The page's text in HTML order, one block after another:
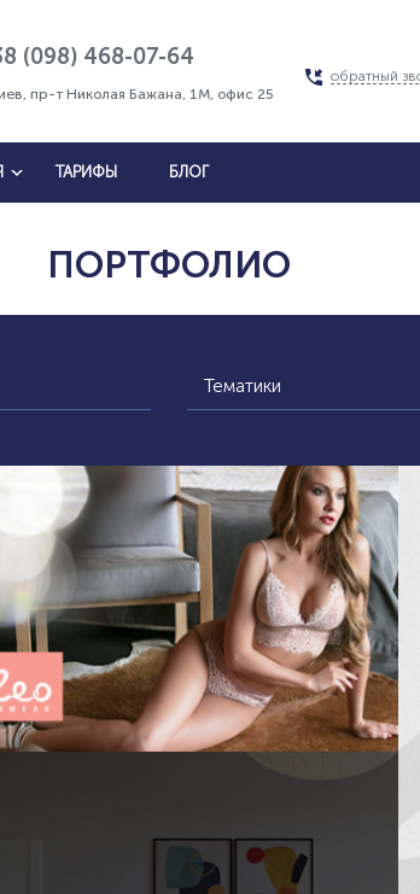
(098) 468-07-64
пр-т Николая Бажана, 1М, офис 25
обратный
ТАРИФЫ БЛОГ
ПОРТФОЛИО
Тематики